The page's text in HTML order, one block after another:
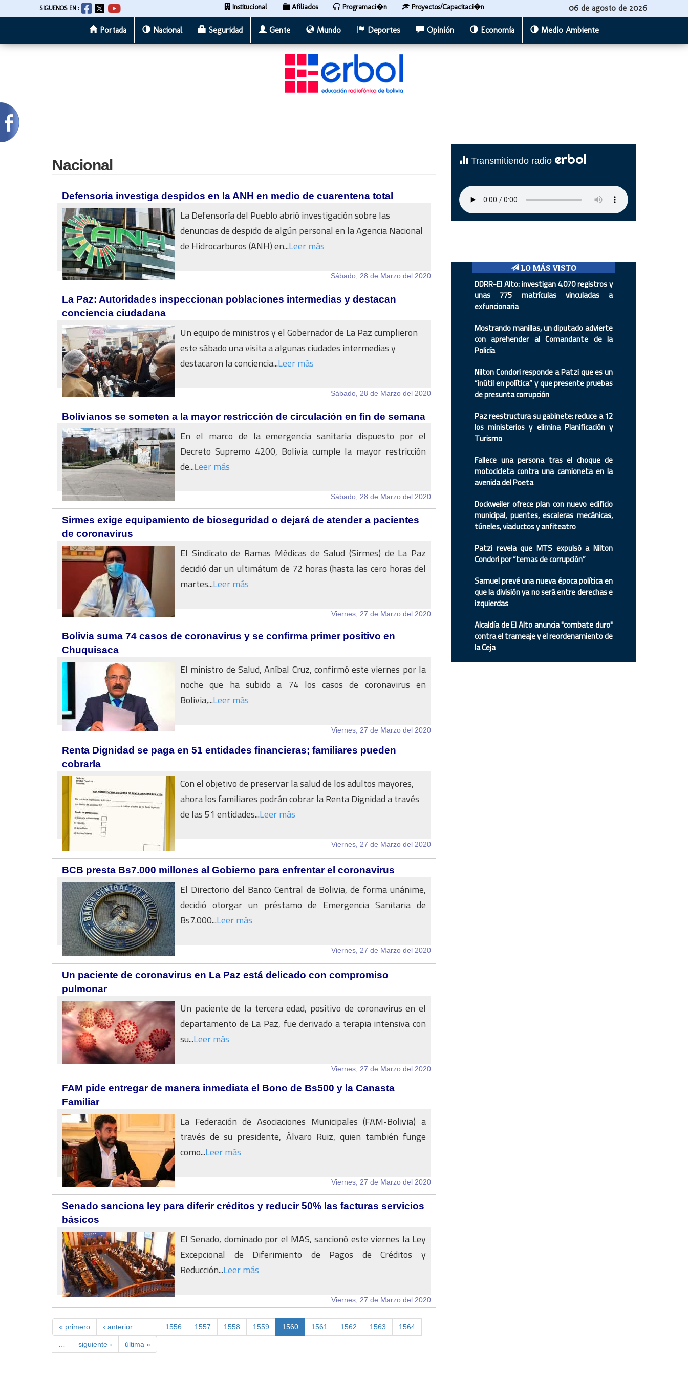
al
SIGUENOS EN : Institucional Afiliados Programaci�n Proyectos/Capacitaci�n 06 de agosto de 2026
Portada Nacional Seguridad Gente Mundo Deportes Opinión Economía Medio Ambiente
Nacional
Defensoría investiga despidos en la ANH en medio de cuarentena total
La Defensoría del Pueblo abrió investigación sobre las
denuncias de despido de algún personal en la Agencia Nacional
de Hidrocarburos (ANH) en...Leer más
Sábado, 28 de Marzo del 2020
La Paz: Autoridades inspeccionan poblaciones intermedias y destacan
conciencia ciudadana
Un equipo de ministros y el Gobernador de La Paz cumplieron
este sábado una visita a algunas ciudades intermedias y
destacaron la conciencia...Leer más
Sábado, 28 de Marzo del 2020
Bolivianos se someten a la mayor restricción de circulación en fin de semana
En el marco de la emergencia sanitaria dispuesto por el
Decreto Supremo 4200, Bolivia cumple la mayor restricción
de...Leer más
Sábado, 28 de Marzo del 2020
Sirmes exige equipamiento de bioseguridad o dejará de atender a pacientes
de coronavirus
El Sindicato de Ramas Médicas de Salud (Sirmes) de La Paz
decidió dar un ultimátum de 72 horas (hasta las cero horas del
martes...Leer más
Viernes, 27 de Marzo del 2020
Bolivia suma 74 casos de coronavirus y se confirma primer positivo en
Chuquisaca
El ministro de Salud, Aníbal Cruz, confirmó este viernes por la
noche que ha subido a 74 los casos de coronavirus en
Bolivia,...Leer más
Viernes, 27 de Marzo del 2020
Renta Dignidad se paga en 51 entidades financieras; familiares pueden
cobrarla
Con el objetivo de preservar la salud de los adultos mayores,
ahora los familiares podrán cobrar la Renta Dignidad a través
de las 51 entidades...Leer más
Viernes, 27 de Marzo del 2020
BCB presta Bs7.000 millones al Gobierno para enfrentar el coronavirus
El Directorio del Banco Central de Bolivia, de forma unánime,
decidió otorgar un préstamo de Emergencia Sanitaria de
Bs7.000...Leer más
Viernes, 27 de Marzo del 2020
Un paciente de coronavirus en La Paz está delicado con compromiso
pulmonar
Un paciente de la tercera edad, positivo de coronavirus en el
departamento de La Paz, fue derivado a terapia intensiva con
su...Leer más
Viernes, 27 de Marzo del 2020
FAM pide entregar de manera inmediata el Bono de Bs500 y la Canasta
Familiar
La Federación de Asociaciones Municipales (FAM-Bolivia) a
través de su presidente, Álvaro Ruiz, quien también funge
como...Leer más
Viernes, 27 de Marzo del 2020
Senado sanciona ley para diferir créditos y reducir 50% las facturas servicios
básicos
El Senado, dominado por el MAS, sancionó este viernes la Ley
Excepcional de Diferimiento de Pagos de Créditos y
Reducción...Leer más
Viernes, 27 de Marzo del 2020
« primero ‹ anterior 1556 1557 1558 1559 1560 1561 1562 1563 1564
siguiente › última »
Transmitiendo radio erbol
LO MÁS VISTO
DDRR-El Alto: investigan 4.070 registros y
unas 775 matrículas vinculadas a
exfuncionaria
Mostrando manillas, un diputado advierte
con aprehender al Comandante de la
Policía
Nilton Condori responde a Patzi que es un
“inútil en política” y que presente pruebas
de presunta corrupción
Paz reestructura su gabinete: reduce a 12
los ministerios y elimina Planificación y
Turismo
Fallece una persona tras el choque de
motocicleta contra una camioneta en la
avenida del Poeta
Dockweiler ofrece plan con nuevo edificio
municipal, puentes, escaleras mecánicas,
túneles, viaductos y anfiteatro
Patzi revela que MTS expulsó a Nilton
Condori por “temas de corrupción”
Samuel prevé una nueva época política en
que la división ya no será entre derechas e
izquierdas
Alcaldía de El Alto anuncia "combate duro"
contra el trameaje y el reordenamiento de
la Ceja